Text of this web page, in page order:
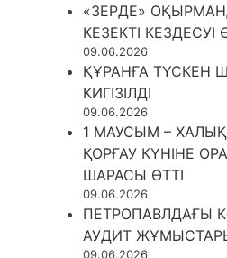
«ЗЕРДЕ»
КЕЗЕКТІ КЕЗДЕСУІ
09.06.2026
ҚҰРАНҒА ТҮСКЕН
КИГІЗІЛДІ
09.06.2026
1 МАУСЫМ –
ҚОРҒАУ КҮНІНЕ
ШАРАСЫ ӨТТІ
09.06.2026
ПЕТРОПАВЛДАҒЫ
АУДИТ ЖҰМЫСТАРЫ
09.06.2026